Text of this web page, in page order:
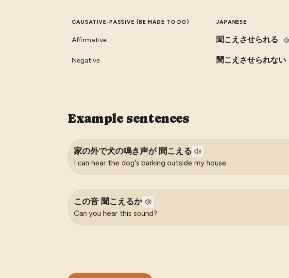
CAUSATIVE-PASSIVE (BE MADE TO DO) JAPANESE
Affirmative 聞こえさせられる
Negative 聞こえさせられない
Example sentences
家の外で犬の鳴き声が 聞こえる
I can hear the dog's barking outside my house.
この音 聞こえるか
Can you hear this sound?